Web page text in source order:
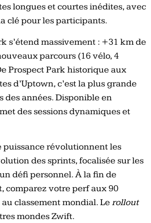
longues et courtes inédites, avec
clé pour les participants.
s’étend massivement : +31 km de
parcours (16 vélo, 4
Prospect Park historique aux
d’Uptown, c’est la plus grande
des années. Disponible en
des sessions dynamiques et
puissance révolutionnent les
des sprints, focalisée sur les
défi personnel. À la fin de
comparez votre perf aux 90
classement mondial. Lerollout
mondes Zwift.